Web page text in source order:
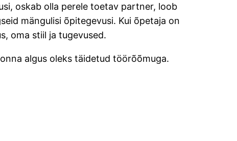
oskab olla perele toetav partner, loob
mängulisi õpitegevusi. Kui õpetaja on
oma stiil ja tugevused.
algus oleks täidetud töörõõmuga.